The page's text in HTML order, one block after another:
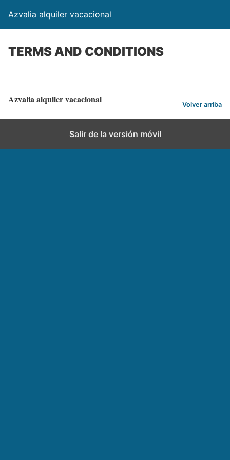
Azvalia alquiler vacacional
TERMS AND CONDITIONS
Azvalia alquiler vacacional Volver arriba
Salir de la versión móvil